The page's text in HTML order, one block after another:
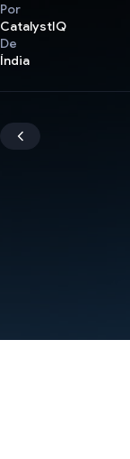
Por
CatalystIQ
De
Índia